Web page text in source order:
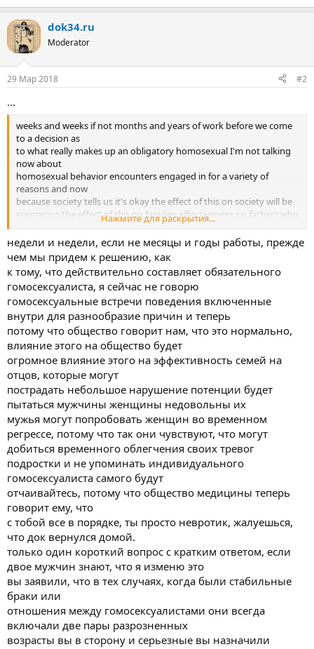
dok34.ru
Moderator
29 Мар 2018 #2
...
weeks and weeks if not months and years of work before we come
to a decision as
to what really makes up an obligatory homosexual I'm not talking
now about
homosexual behavior encounters engaged in for a variety of
reasons and now
because society tells us it's okay the effect of this on society will be
enormous the effect of this on families effectiveness on fathers who
who sub may
suffer a slight potency disturbance will try men women unhappy
with their
husbands may may try women in a kind of temporary regression
because this is the way they feel like they can achieve temporary
alleviation of their anxieties
adolescents and not not to mention the individual homosexual
himself will be
put into despair because medicine society is now telling him there's
nothing wrong with you you're only neurotic in complaining doc be
home for
just one brief question with the brief answer if two men know I'll
change that
you stated that in those instances where there were stable
marriages or
relationships between homosexuals they always involved two
couples of disparate
ages you aside and serious you assigned a variety of state basis are
you aware
that all of the cases the growing number that have come before the
courts to
legalize gay marriages have all been between two men two women
of comparable
ages and comparable circumstances thereby be lying your entire
characterization of such relationships I'm sure they've been those
two but also
the other kind those are the only ones who have so far come
forward thank you
very much dr. Kemeny mr. Simon another question do you realise
doctor that
adequate number
of cases to create the example that dr. Kemeny wants the signal I
certainly do
Нажмите для раскрытия...
недели и недели, если не месяцы и годы работы, прежде
чем мы придем к решению, как
к тому, что действительно составляет обязательного
гомосексуалиста, я сейчас не говорю
гомосексуальные встречи поведения включенные
внутри для разнообразие причин и теперь
потому что общество говорит нам, что это нормально,
влияние этого на общество будет
огромное влияние этого на эффективность семей на
отцов, которые могут
пострадать небольшое нарушение потенции будет
пытаться мужчины женщины недовольны их
мужья могут попробовать женщин во временном
регрессе, потому что так они чувствуют, что могут
добиться временного облегчения своих тревог
подростки и не упоминать индивидуального
гомосексуалиста самого будут
отчаивайтесь, потому что общество медицины теперь
говорит ему, что
с тобой все в порядке, ты просто невротик, жалуешься,
что док вернулся домой.
только один короткий вопрос с кратким ответом, если
двое мужчин знают, что я изменю это
вы заявили, что в тех случаях, когда были стабильные
браки или
отношения между гомосексуалистами они всегда
включали две пары разрозненных
возрасты вы в сторону и серьезные вы назначили